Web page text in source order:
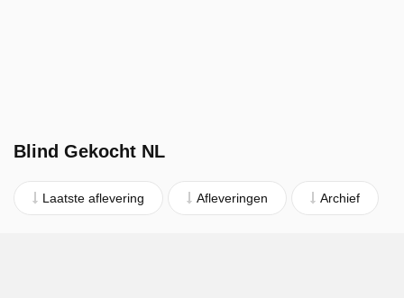
Blind Gekocht NL
Laatste aflevering Afleveringen Archief